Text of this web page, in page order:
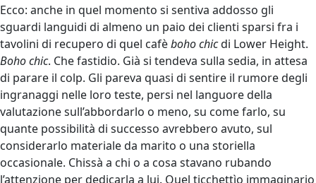
Ecco: anche in quel momento si sentiva addosso gli
sguardi languidi di almeno un paio dei clienti sparsi fra i
tavolini di recupero di quel cafèboho chicdi Lower Height.
Boho chic. Che fastidio. Già si tendeva sulla sedia, in attesa
di parare il colp. Gli pareva quasi di sentire il rumore degli
ingranaggi nelle loro teste, persi nel languore della
valutazione sull’abbordarlo o meno, su come farlo, su
quante possibilità di successo avrebbero avuto, sul
considerarlo materiale da marito o una storiella
occasionale. Chissà a chi o a cosa stavano rubando
l’attenzione per dedicarla a lui. Quel ticchettìo immaginario